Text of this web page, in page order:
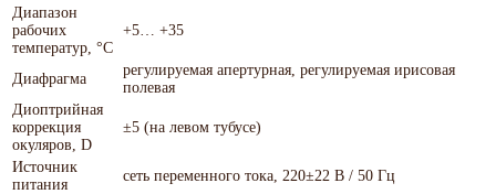
Диапазон
рабочих
температур, °С
+5… +35
Диафрагма
регулируемая апертурная, регулируемая ирисовая
полевая
Диоптрийная
коррекция
окуляров, D
±5 (на левом тубусе)
Источник
питания
сеть переменного тока, 220±22 В / 50 Гц